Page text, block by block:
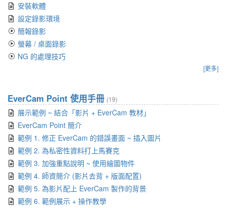
安裝軟體
設定錄影環境
簡報錄影
螢幕 / 桌面錄影
NG 的處理技巧
[更多]
EverCam Point 使用手冊 (19)
展示範例 ~ 結合「影片 + EverCam 教材」
EverCam Point 簡介
範例 1. 修正 EverCam 的錯誤畫面 ~ 插入圖片
範例 2. 為私密性資料打上馬賽克
範例 3. 加強重點說明 ~ 使用繪圖物件
範例 4. 師資簡介 (影片去背 + 版面配置)
範例 5. 為影片配上 EverCam 製作的背景
範例 6. 範例展示 + 操作教學